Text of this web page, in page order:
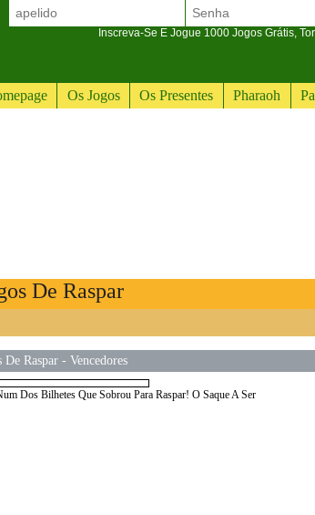
Os Jogos Os Presentes Pharaoh
Inscreva-Se E Jogue 1000 Jogos Grátis,
De Raspar
De Raspar- Vencedores
Dos Bilhetes Que Sobrou Para Raspar! O Saque A Ser